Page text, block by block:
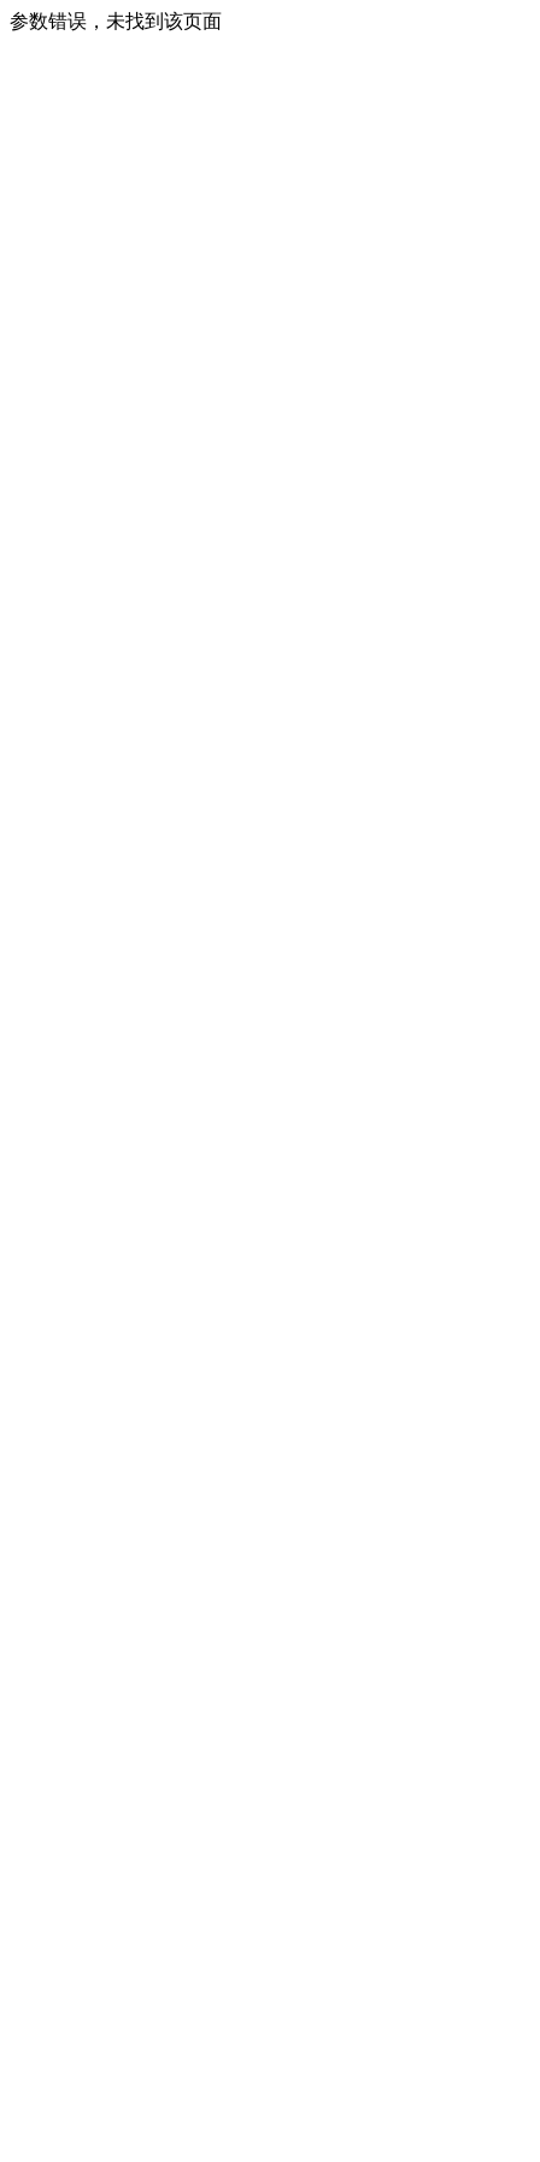
参数错误，未找到该页面